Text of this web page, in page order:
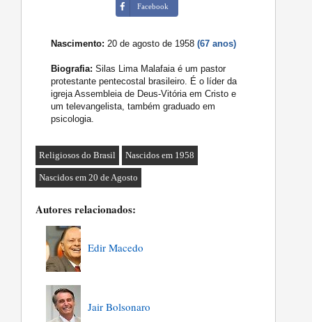
Facebook
Nascimento: 20 de agosto de 1958(67 anos)
Biografia: Silas Lima Malafaia é um pastor
protestante pentecostal brasileiro. É o líder da
igreja Assembleia de Deus-Vitória em Cristo e
um televangelista, também graduado em
psicologia.
Religiosos do Brasil Nascidos em 1958
Nascidos em 20 de Agosto
Autores relacionados:
Edir Macedo
Jair Bolsonaro